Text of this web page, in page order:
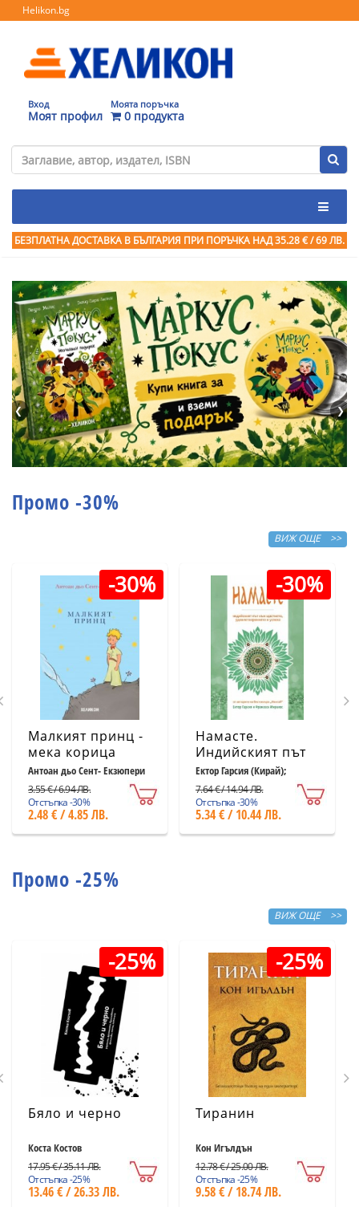
Helikon.bg
Вход
Моят профил
Моята поръчка
0 продукта
БЕЗПЛАТНА ДОСТАВКА В БЪЛГАРИЯ ПРИ ПОРЪЧКА НАД 35.28 € / 69 ЛВ.
❮ ❯
Промо -30%
ВИЖ ОЩЕ >>
-30%
Малкият принц -
мека корица
светлосиня
Антоан дьо Сент- Екзюпери
3.55 € / 6.94 ЛВ.
Отстъпка -30%
2.48 € / 4.85 ЛВ.
-30%
Намасте.
Индийският път
към щастието,
удовлетворението
и успеха
Ектор Гарсия (Кирай);
7.64 € / 14.94 ЛВ.
Отстъпка -30%
5.34 € / 10.44 ЛВ.
Промо -25%
ВИЖ ОЩЕ >>
-25%
Бяло и черно
Коста Костов
17.95 € / 35.11 ЛВ.
Отстъпка -25%
13.46 € / 26.33 ЛВ.
-25%
Тиранин
Кон Игълдън
12.78 € / 25.00 ЛВ.
Отстъпка -25%
9.58 € / 18.74 ЛВ.